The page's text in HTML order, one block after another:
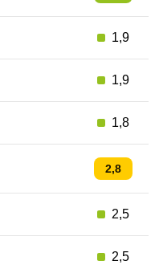
1,9
1,9
1,8
2,8
2,5
2,5